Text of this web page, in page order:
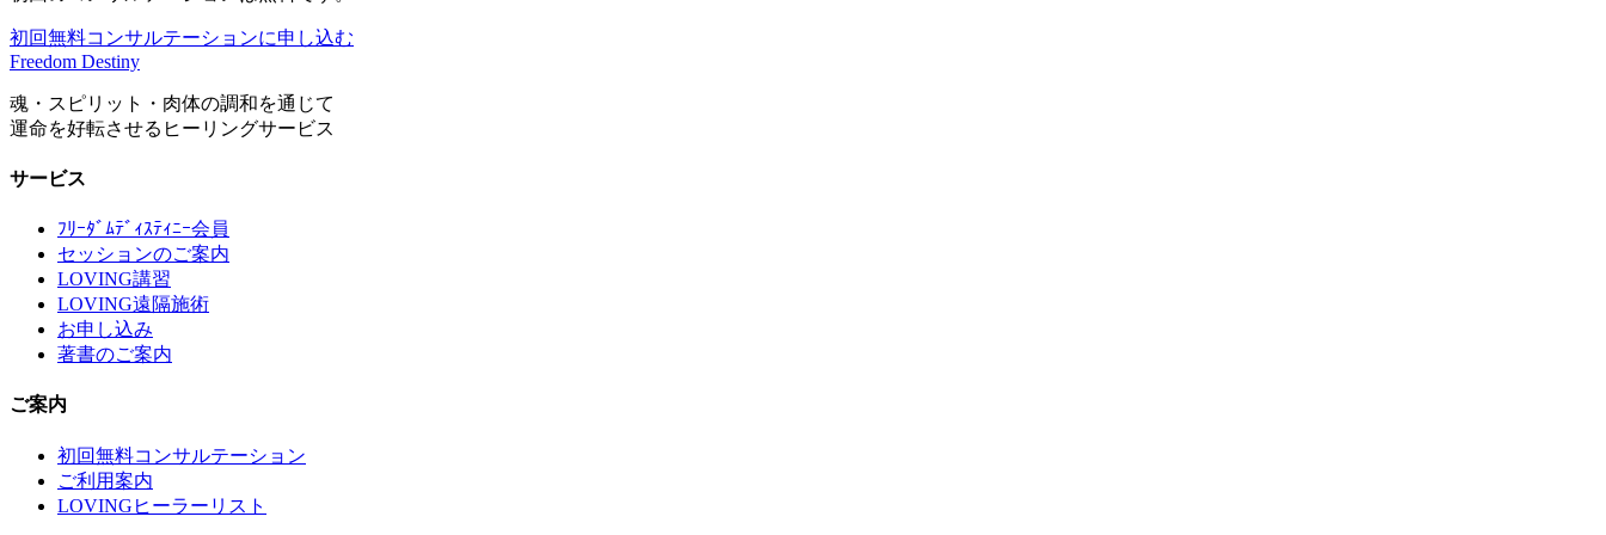
初回無料コンサルテーションに申し込む
Freedom Destiny
魂・スピリット・肉体の調和を通じて
運命を好転させるヒーリングサービス
サービス
ﾌﾘｰﾀﾞﾑﾃﾞｨｽﾃｨﾆｰ会員
セッションのご案内
LOVING講習
LOVING遠隔施術
お申し込み
著書のご案内
ご案内
初回無料コンサルテーション
ご利用案内
LOVINGヒーラーリスト